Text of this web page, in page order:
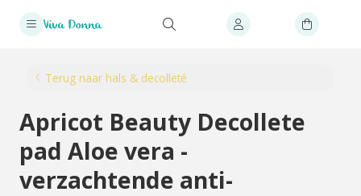
Terug naar hals & decolleté
Apricot Beauty Decollete
pad Aloe vera -
verzachtende anti-